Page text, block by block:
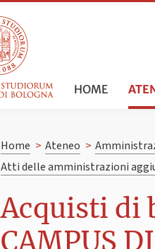
HOME
Home > Ateneo >
Atti delle amministrazioni
Acquisti di
CAMPUS